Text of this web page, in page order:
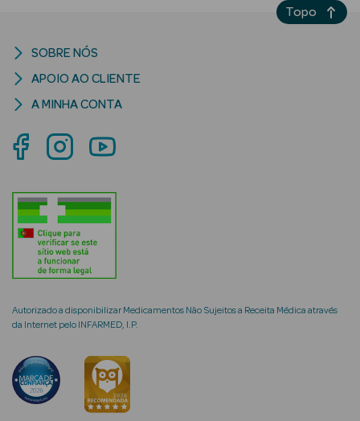
Rosto e
Ver Tudo
Cosmética
Rosto
Hidratantes
Séruns Faciais
Creme de Olhos
Anti-
envelhecimento
Autorizado a disponibilizar Medicamentos Não Sujeitos a Receita Médica através
da Internet pelo INFARMED, I.P.
SOBRE NÓS
APOIO AO CLIENTE
A MINHA CONTA
Topo